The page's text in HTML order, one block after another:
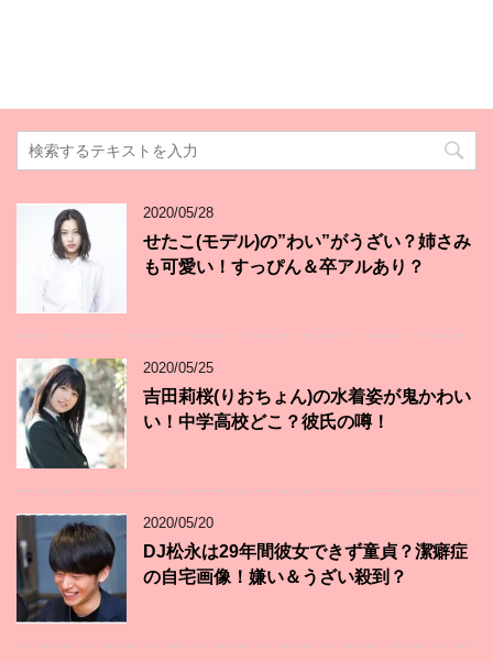
2020/05/28
せたこ(モデル)の”わい”がうざい？姉さみ
も可愛い！すっぴん＆卒アルあり？
2020/05/25
吉田莉桜(りおちょん)の水着姿が鬼かわい
い！中学高校どこ？彼氏の噂！
2020/05/20
DJ松永は29年間彼女できず童貞？潔癖症
の自宅画像！嫌い＆うざい殺到？